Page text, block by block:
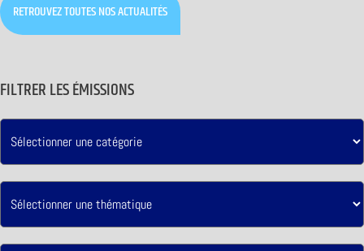
RETROUVEZ TOUTES NOS ACTUALITÉS
FILTRER LES ÉMISSIONS